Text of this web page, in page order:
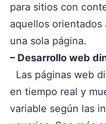
para sitios con
aquellos
una sola página.
– Desarrollo web
Las páginas web
en tiempo real y
variable según las